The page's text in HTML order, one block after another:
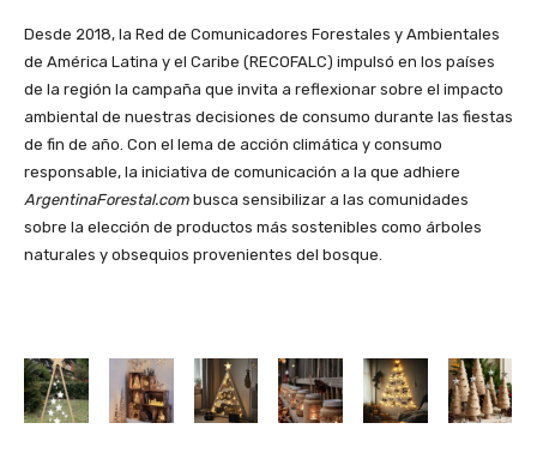
Desde 2018, la Red de Comunicadores Forestales y Ambientales
de América Latina y el Caribe (RECOFALC) impulsó en los países
de la región la campaña que invita a reflexionar sobre el impacto
ambiental de nuestras decisiones de consumo durante las fiestas
de fin de año. Con el lema de acción climática y consumo
responsable, la iniciativa de comunicación a la que adhiere
ArgentinaForestal.com busca sensibilizar a las comunidades
sobre la elección de productos más sostenibles como árboles
naturales y obsequios provenientes del bosque.